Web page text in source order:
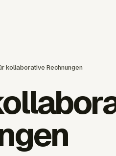
kollaborative Rechnungen